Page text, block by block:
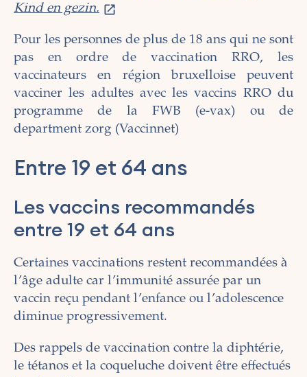
Kind en gezin.
Pour les personnes de plus de 18 ans qui ne sont
pas en ordre de vaccination RRO, les
vaccinateurs en région bruxelloise peuvent
vacciner les adultes avec les vaccins RRO du
programme de la FWB (e-vax) ou de
department zorg (Vaccinnet)
Entre 19 et 64 ans
Les vaccins recommandés
entre 19 et 64 ans
Certaines vaccinations restent recommandées à
l’âge adulte car l’immunité assurée par un
vaccin reçu pendant l’enfance ou l’adolescence
diminue progressivement.
Des rappels de vaccination contre la diphtérie,
le tétanos et la coqueluche doivent être effectués